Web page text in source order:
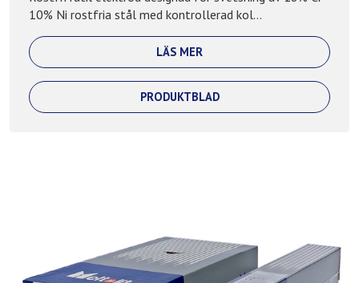
10% Ni rostfria stål med kontrollerad kol...
LÄS MER
PRODUKTBLAD